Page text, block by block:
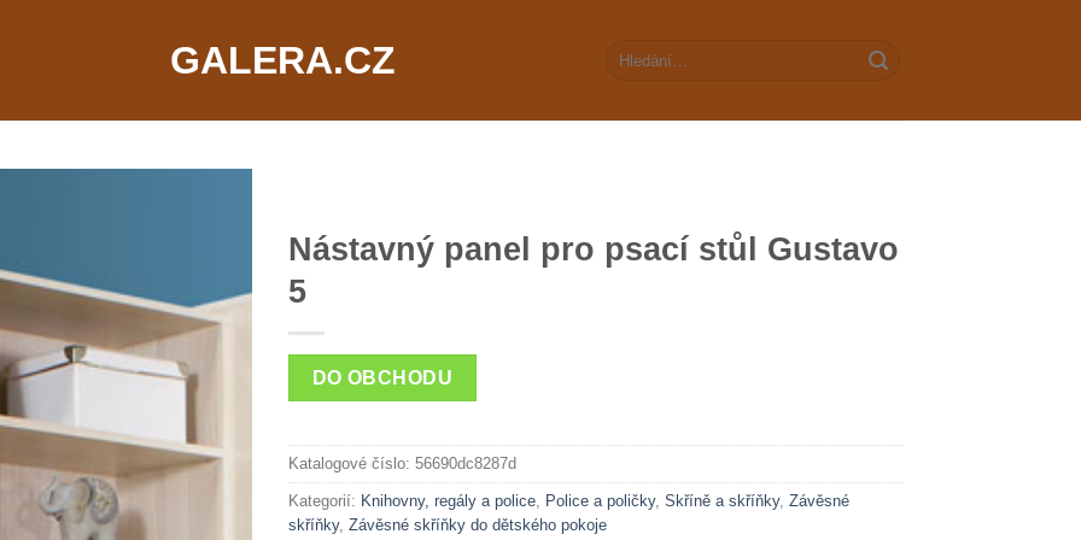
GALERA.CZ
Nástavný panel pro psací stůl Gustavo
5
DO OBCHODU
Katalogové číslo: 56690dc8287d
Kategorií: Knihovny, regály a police, Police a poličky, Skříně a skříňky, Závěsné
skříňky, Závěsné skříňky do dětského pokoje